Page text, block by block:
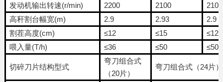
发动机输出转速(r/min)
2200 2100
2100
高秆割台幅宽(m)
2.9 2.93
2.9
割茬高度(cm)
≤12 ≤15
≤12
喂入量(T/h)
≤36 ≤50 ≤50
切碎刀片结构型式
弯刀组合式
（20片）
弯刀组合式（24片）